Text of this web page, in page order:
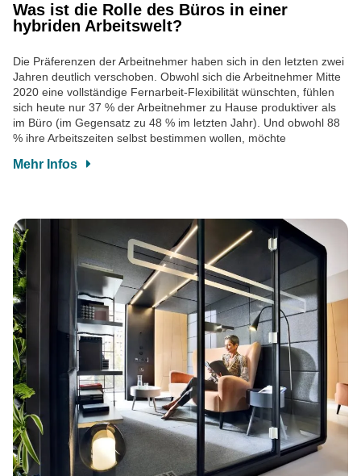
Was ist die Rolle des Büros in einer
hybriden Arbeitswelt?
Die Präferenzen der Arbeitnehmer haben sich in den letzten zwei
Jahren deutlich verschoben. Obwohl sich die Arbeitnehmer Mitte
2020 eine vollständige Fernarbeit-Flexibilität wünschten, fühlen
sich heute nur 37 % der Arbeitnehmer zu Hause produktiver als
im Büro (im Gegensatz zu 48 % im letzten Jahr). Und obwohl 88
% ihre Arbeitszeiten selbst bestimmen wollen, möchte
Mehr Infos